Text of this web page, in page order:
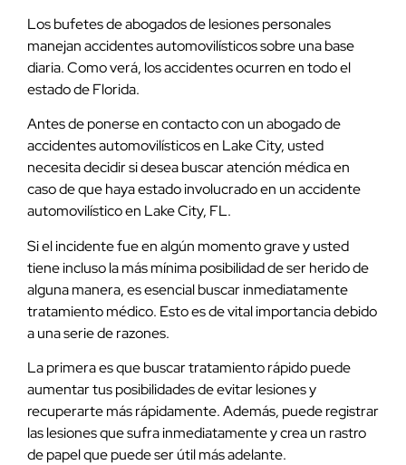
Los bufetes de abogados de lesiones personales
manejan accidentes automovilísticos sobre una base
diaria. Como verá, los accidentes ocurren en todo el
estado de Florida.
Antes de ponerse en contacto con un abogado de
accidentes automovilísticos en Lake City, usted
necesita decidir si desea buscar atención médica en
caso de que haya estado involucrado en un accidente
automovilístico en Lake City, FL.
Si el incidente fue en algún momento grave y usted
tiene incluso la más mínima posibilidad de ser herido de
alguna manera, es esencial buscar inmediatamente
tratamiento médico. Esto es de vital importancia debido
a una serie de razones.
La primera es que buscar tratamiento rápido puede
aumentar tus posibilidades de evitar lesiones y
recuperarte más rápidamente. Además, puede registrar
las lesiones que sufra inmediatamente y crea un rastro
de papel que puede ser útil más adelante.